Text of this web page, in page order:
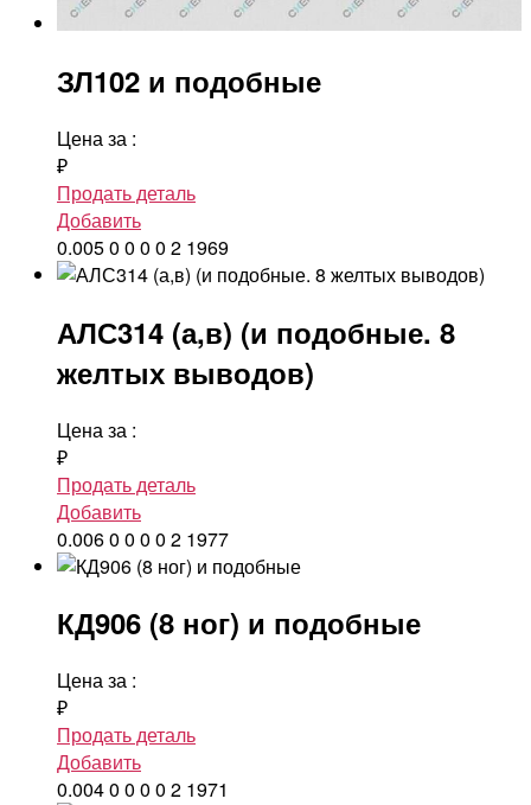
ЗЛ102 и подобные
Цена за :
₽
Продать деталь
Добавить
0.0050 0 0 0 2 1969
АЛС314 (а,в) (и подобные. 8
желтых выводов)
Цена за :
₽
Продать деталь
Добавить
0.0060 0 0 0 2 1977
КД906 (8 ног) и подобные
Цена за :
₽
Продать деталь
Добавить
0.0040 0 0 0 2 1971